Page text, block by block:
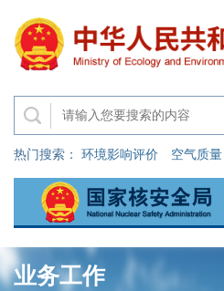
热门搜索： 环境影响评价 空气质量
业务工作